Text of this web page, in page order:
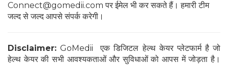
Connect@gomedii.com पर ईमेल भी कर सकते हैं। हमारी टीम
जल्द से जल्द आपसे संपर्क करेगी।
Disclaimer: GoMedii एक डिजिटल हेल्थ केयर प्लेटफार्म है जो
हेल्थ केयर की सभी आवश्यकताओं और सुविधाओं को आपस में जोड़ता है।